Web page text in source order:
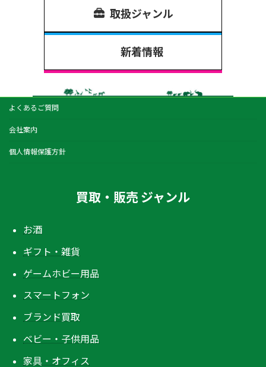
取扱ジャンル
新着情報
よくあるご質問
会社案内
個人情報保護方針
買取・販売 ジャンル
お酒
ギフト・雑貨
ゲームホビー用品
スマートフォン
ブランド買取
ベビー・子供用品
家具・オフィス